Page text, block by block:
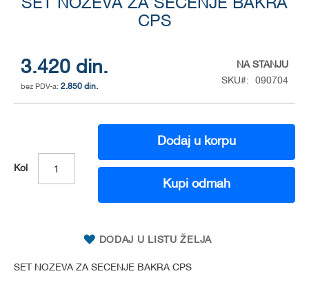
SET NOZEVA ZA SECENJE BAKRA
CPS
3.420 din.
2.850 din.
NA STANJU
SKU
090704
Kol
Dodaj u korpu
Kupi odmah
DODAJ U LISTU ŽELJA
SET NOZEVA ZA SECENJE BAKRA CPS
images
gallery